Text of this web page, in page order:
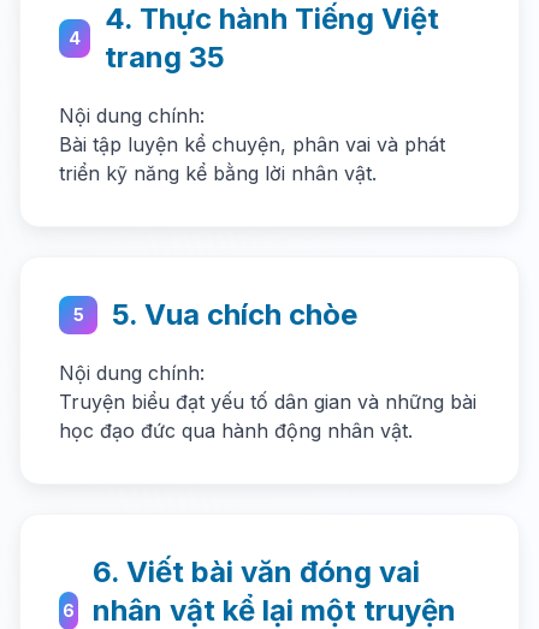
4
4. Thực hành Tiếng Việt
trang 35
Nội dung chính:
Bài tập luyện kể chuyện, phân vai và phát
triển kỹ năng kể bằng lời nhân vật.
5 5. Vua chích chòe
Nội dung chính:
Truyện biểu đạt yếu tố dân gian và những bài
học đạo đức qua hành động nhân vật.
6
6. Viết bài văn đóng vai
nhân vật kể lại một truyện